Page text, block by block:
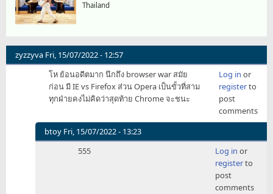
Thailand
zyzzyva Fri, 15/07/2022 - 12:57
โห ย้อนอดีตมาก นึกถึง browser war สมัย
ก่อน มี IE vs Firefox ส่วน Opera เป็นขั้วที่สาม
ทุกฝ่ายคงไม่คิดว่าสุดท้าย Chrome จะชนะ
Log in or
registerto
post
comments
btoy Fri, 15/07/2022 - 13:23
In
555 Log in or
registerto
post
comments